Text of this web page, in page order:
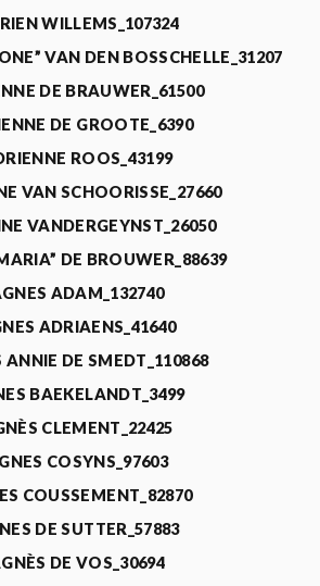
WILLEMS_107324
VAN DEN BOSSCHELLE_31207
DE BRAUWER_61500
DE GROOTE_6390
ROOS_43199
VAN SCHOORISSE_27660
VANDERGEYNST_26050
DE BROUWER_88639
ADAM_132740
ADRIAENS_41640
ANNIE DE SMEDT_110868
BAEKELANDT_3499
CLEMENT_22425
COSYNS_97603
COUSSEMENT_82870
DE SUTTER_57883
DE VOS_30694